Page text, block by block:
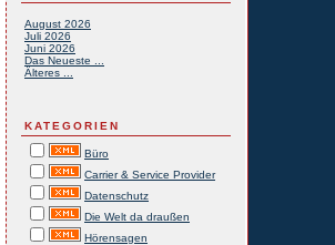
August 2026
Juli 2026
Juni 2026
Das Neueste ...
Älteres ...
KATEGORIEN
Büro
Carrier & Service Provider
Datenschutz
Die Welt da draußen
Hörensagen